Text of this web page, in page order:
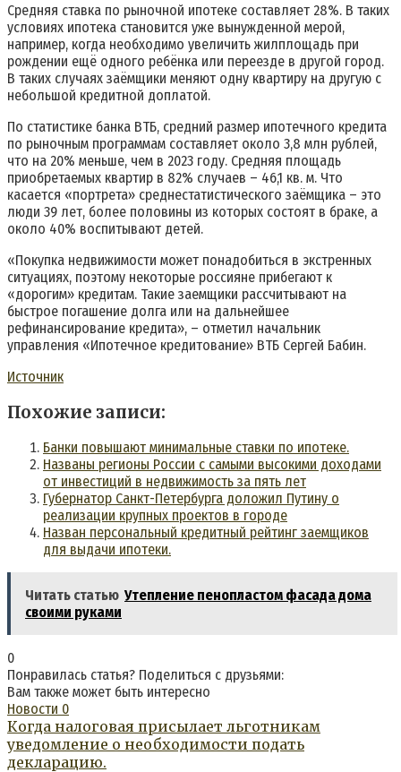
Средняя ставка по рыночной ипотеке составляет 28%. В таких
условиях ипотека становится уже вынужденной мерой,
например, когда необходимо увеличить жилплощадь при
рождении ещё одного ребёнка или переезде в другой город.
В таких случаях заёмщики меняют одну квартиру на другую с
небольшой кредитной доплатой.
По статистике банка ВТБ, средний размер ипотечного кредита
по рыночным программам составляет около 3,8 млн рублей,
что на 20% меньше, чем в 2023 году. Средняя площадь
приобретаемых квартир в 82% случаев – 46,1 кв. м. Что
касается «портрета» среднестатистического заёмщика – это
люди 39 лет, более половины из которых состоят в браке, а
около 40% воспитывают детей.
«Покупка недвижимости может понадобиться в экстренных
ситуациях, поэтому некоторые россияне прибегают к
«дорогим» кредитам. Такие заемщики рассчитывают на
быстрое погашение долга или на дальнейшее
рефинансирование кредита», – отметил начальник
управления «Ипотечное кредитование» ВТБ Сергей Бабин.
Источник
Похожие записи:
Банки повышают минимальные ставки по ипотеке.
Названы регионы России с самыми высокими доходами
от инвестиций в недвижимость за пять лет
Губернатор Санкт-Петербурга доложил Путину о
реализации крупных проектов в городе
Назван персональный кредитный рейтинг заемщиков
для выдачи ипотеки.
Читать статью Утепление пенопластом фасада дома
своими руками
0
Понравилась статья? Поделиться с друзьями:
Вам также может быть интересно
Новости 0
Когда налоговая присылает льготникам
уведомление о необходимости подать
декларацию.